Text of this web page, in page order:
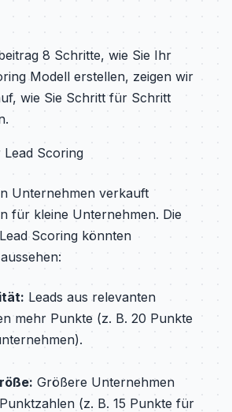
8 Schritte, wie Sie Ihr
Modell erstellen, zeigen wir
wie Sie Schritt für Schritt
Scoring
Unternehmen verkauft
für kleine Unternehmen. Die
Scoring könnten
Leads aus relevanten
mehr Punkte (z. B. 20 Punkte
Größere Unternehmen
(z. B. 15 Punkte für